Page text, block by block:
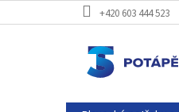
na
+420 603 444 523